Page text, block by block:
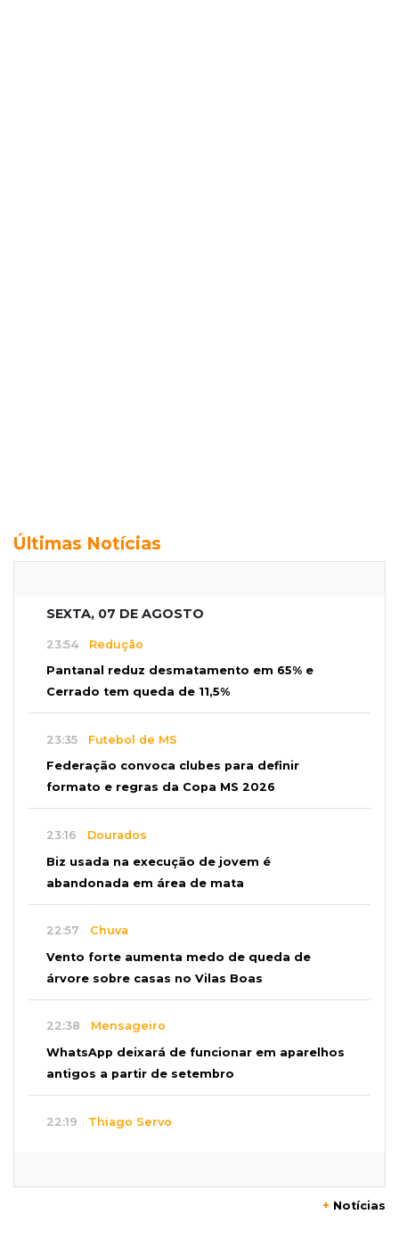
Últimas Notícias
SEXTA, 07 DE AGOSTO
23:54 Redução
Pantanal reduz desmatamento em 65% e
Cerrado tem queda de 11,5%
23:35 Futebol de MS
Federação convoca clubes para definir
formato e regras da Copa MS 2026
23:16 Dourados
Biz usada na execução de jovem é
abandonada em área de mata
22:57 Chuva
Vento forte aumenta medo de queda de
árvore sobre casas no Vilas Boas
22:38 Mensageiro
WhatsApp deixará de funcionar em aparelhos
antigos a partir de setembro
22:19 Thiago Servo
+ Notícias